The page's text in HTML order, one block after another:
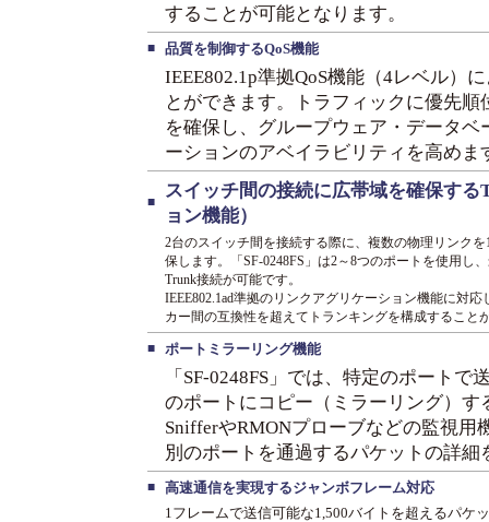
することが可能となります。
■ 品質を制御するQoS機能
IEEE802.1p準拠QoS機能（4レベル）
とができます。トラフィックに優先
を確保し、グループウェア・データ
ーションのアベイラビリティを高めま
■
スイッチ間の接続に広帯域を確保す
ョン機能）
2台のスイッチ間を接続する際に、複数の物理リンク
保します。「SF-0248FS」は2～8つのポートを使用し
Trunk接続が可能です。
IEEE802.1ad準拠のリンクアグリケーション機能に対
カー間の互換性を超えてトランキングを構成すること
■ ポートミラーリング機能
「SF-0248FS」では、特定のポート
のポートにコピー（ミラーリング）
SnifferやRMONプローブなどの監視用
別のポートを通過するパケットの詳
■
高速通信を実現するジャンボフレーム対応
1フレームで送信可能な1,500バイトを超えるパケ